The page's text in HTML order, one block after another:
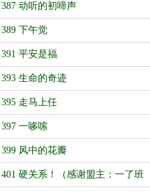
387 动听的初啼声
389 下午觉
391 平安是福
393 生命的奇迹
395 走马上任
397 一哆嗦
399 风中的花瓣
401 硬关系！（感谢盟主：一了班